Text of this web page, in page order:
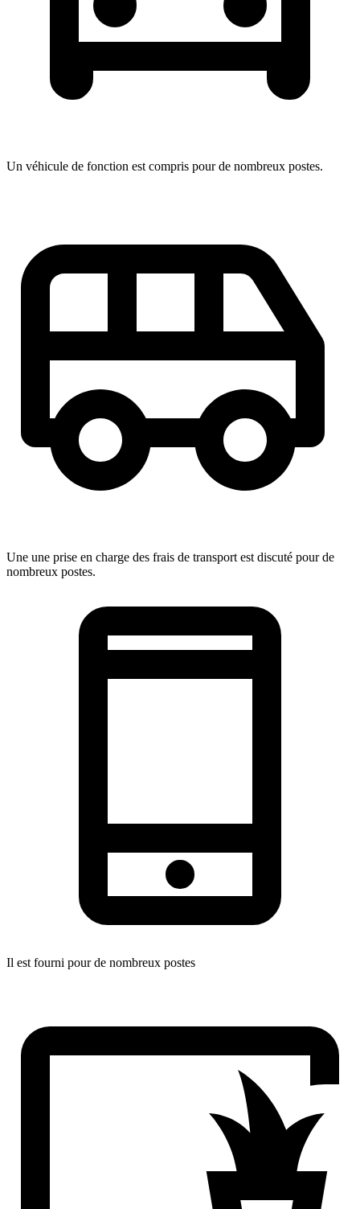
Un véhicule de fonction est compris pour de nombreux postes.
Une une prise en charge des frais de transport est discuté pour de
nombreux postes.
Il est fourni pour de nombreux postes